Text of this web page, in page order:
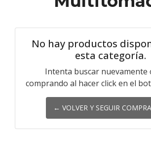
No hay productos
esta categoría.
Intenta buscar nuevamente
comprando al hacer click en el
← VOLVER Y SEGUIR